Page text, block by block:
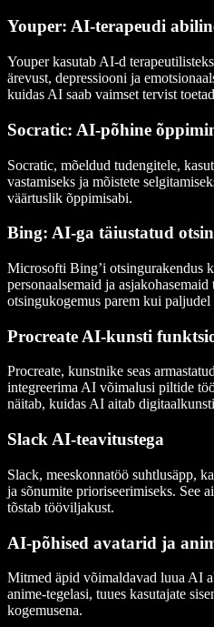
Youper: AI-terapeudi
Youper kasutab AI-d
ärevust, depressiooni ja
kuidas AI saab vaimset tervist
Socratic: AI-põhine
Socratic, mõeldud tudengitele,
vastamiseks ja mõistete
väärtuslik õppimisabi.
Bing: AI-ga täiustatud
Microsofti Bing’i otsingurakendus
personaalsemaid ja
otsingukogemus parem kui
Procreate AI-kunsti
Procreate, kunstnike seas
integreerima AI võimalusi piltide
näitab, kuidas AI aitab
Slack AI-teavitustega
Slack, meeskonnatöö suhtlusäpp,
ja sõnumite prioriseerimiseks. See
tõstab tööviljakust.
AI-põhised avatarid ja
Mitmed äpid võimaldavad luua AI
anime-tegelasi, tuues kasutajate
kogemusena.